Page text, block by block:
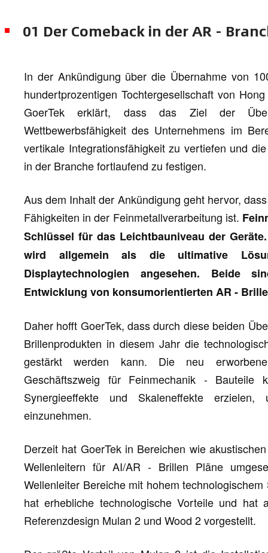
01 Der Comeback in der AR -
In der Ankündigung über die Übernahme von
hundertprozentigen Tochtergesellschaft von
GoerTek erklärt, dass das Ziel der
Wettbewerbsfähigkeit des Unternehmens im
vertikale Integrationsfähigkeit zu vertiefen und
in der Branche fortlaufend zu festigen.
Aus dem Inhalt der Ankündigung geht hervor,
Fähigkeiten in der Feinmetallverarbeitung ist.
Schlüssel für das Leichtbauniveau der
wird allgemein als die ultimative
Displaytechnologien angesehen. Beide
Entwicklung von konsumorientierten AR -
Daher hofft GoerTek, dass durch diese beiden
Brillenprodukten in diesem Jahr die
gestärkt werden kann. Die neu
Geschäftszweig für Feinmechanik -
Synergieeffekte und Skaleneffekte
einzunehmen.
Derzeit hat GoerTek in Bereichen wie
Wellenleitern für AI/AR - Brillen Pläne
Wellenleiter Bereiche mit hohem
hat erhebliche technologische Vorteile und
Referenzdesign Mulan 2 und Wood 2 vorgestellt.